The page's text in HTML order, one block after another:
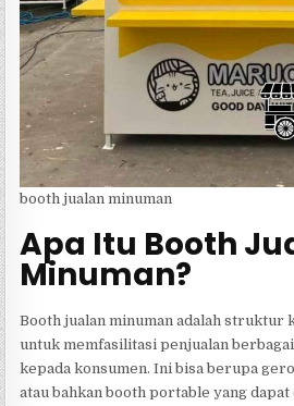
booth jualan minuman
Apa Itu Booth
Minuman?
Booth jualan minuman adalah struktur
untuk memfasilitasi penjualan
kepada konsumen. Ini bisa berupa
atau bahkan booth portable yang